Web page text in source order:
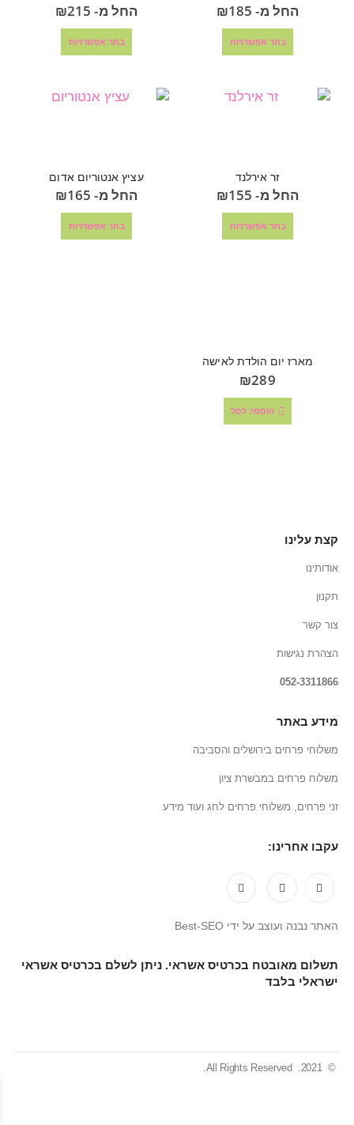
החל מ- ₪185
בחר אפשרויות
החל מ- ₪215
בחר אפשרויות
זר אירלנד
החל מ- ₪155
בחר אפשרויות
עציץ אנטוריום אדום
החל מ- ₪165
בחר אפשרויות
מארז יום הולדת לאישה
₪289
הוספה לסל
קצת עלינו
אודותינו
תקנון
צור קשר
הצהרת נגישות
052-3311866
מידע באתר
משלוחי פרחים בירושלים והסביבה
משלוח פרחים במבשרת ציון
זני פרחים, משלוחי פרחים לחג ועוד מידע
עקבו אחרינו:
האתר נבנה ועוצב על ידי Best-SEO
תשלום מאובטח בכרטיס אשראי. ניתן לשלם בכרטיס אשראי
ישראלי בלבד
© 2021. All Rights Reserved.